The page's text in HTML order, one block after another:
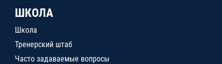
ШКОЛА
Школа
Тренерский штаб
Часто задаваемые вопросы